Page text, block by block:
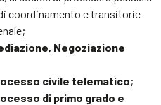
coordinamento e transitorie
Negoziazione
civile telematico;
di primo grado e